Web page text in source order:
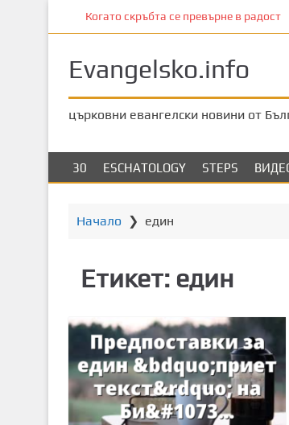
к
Когато скръбта се превърне в радост
Evangelsko.info
църковни евангелски новини от
30 ESCHATOLOGY STEPS
Начало ❯ един
Етикет: един